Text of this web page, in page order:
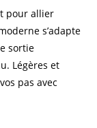
pour allier
s’adapte
sortie
Légères et
pas avec